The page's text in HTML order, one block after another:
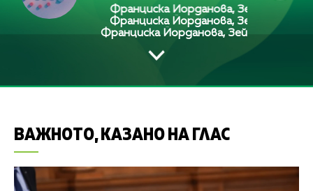
Франциска Йорданова, Зейнеб
Франциска Йорданова, Зейнеб
Франциска Йорданова, Зейнеб
ВАЖНОТО, КАЗАНО НА ГЛАС